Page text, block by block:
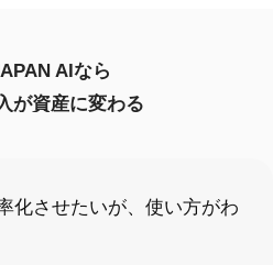
AIなら
が資産に変わる
化させたいが、使い方がわ